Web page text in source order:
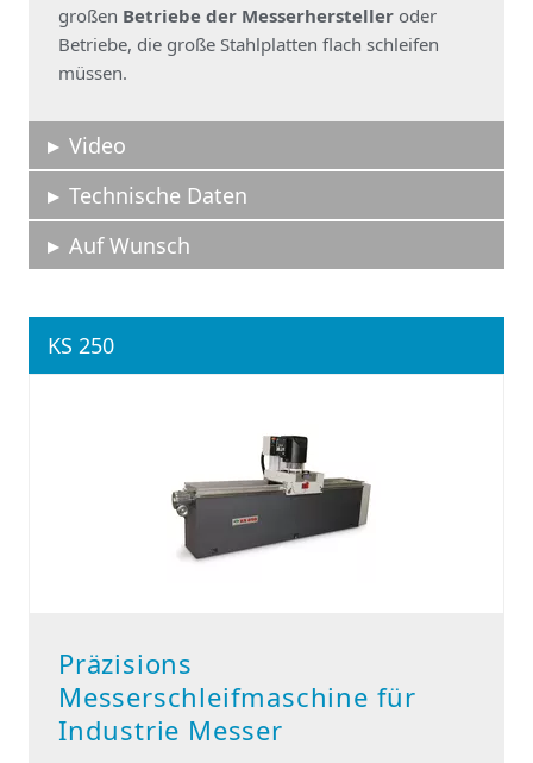
großen Betriebe der Messerhersteller oder
Betriebe, die große Stahlplatten flach schleifen
müssen.
Video
Technische Daten
Auf Wunsch
KS 250
Präzisions
Messerschleifmaschine für
Industrie Messer